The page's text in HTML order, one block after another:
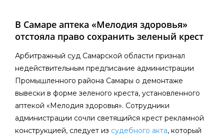
В Самаре аптека «Мелодия здоровья»
отстояла право сохранить зеленый крест
Арбитражный суд Самарской области признал
недействительным предписание администрации
Промышленного района Самары о демонтаже
вывески в форме зеленого креста, установленного
аптекой «Мелодия здоровья». Сотрудники
администрации сочли светящийся крест рекламной
конструкцией, следует из судебного акта, который